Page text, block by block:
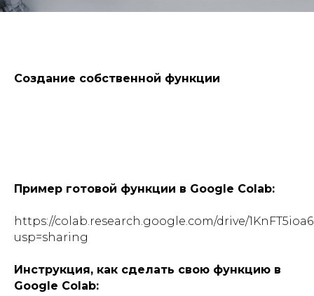
Создание собственной функции
Пример готовой функции в Google Colab:
https://colab.research.google.com/drive/
usp=sharing
Инструкция, как сделать свою функцию в
Google Colab: